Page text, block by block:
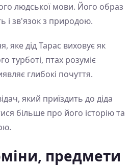
людської мови. Його образ
і зв'язок з природою.
яке дід Тарас виховує як
турботі, птах розуміє
глибокі почуття.
який приїздить до діда
більше про його історію та
предмети